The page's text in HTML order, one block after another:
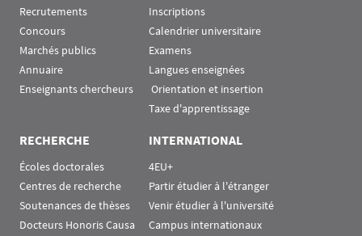
Recrutements
Concours
Marchés publics
Annuaire
Enseignants chercheurs
Inscriptions
Calendrier universitaire
Examens
Langues enseignées
Orientation et insertion
Taxe d'apprentissage
RECHERCHE
Écoles doctorales
Centres de recherche
Soutenances de thèses
Docteurs Honoris Causa
INTERNATIONAL
4EU+
Partir étudier à l'étranger
Venir étudier à l'université
Campus internationaux